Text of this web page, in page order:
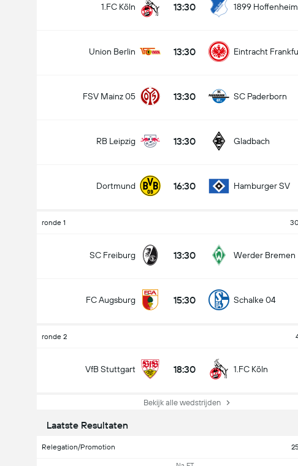
1.FC Köln 13:30 1899 Hoffenheim
Union Berlin 13:30 Eintracht
FSV Mainz 05 13:30 SC Paderborn
RB Leipzig 13:30 Gladbach
Dortmund 16:30 Hamburger SV
ronde 1
SC Freiburg 13:30 Werder Bremen
FC Augsburg 15:30 Schalke 04
ronde 2
VfB Stuttgart 18:30 1.FC Köln
Bekijk alle wedstrijden
Laatste Resultaten
Relegation/Promotion